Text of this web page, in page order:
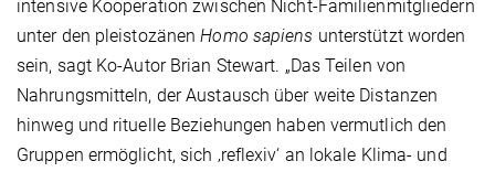
intensive Kooperation zwischen Nicht-Familienmitgliedern
unter den pleistozänenHomo sapiens unterstützt worden
sein, sagt Ko-Autor Brian Stewart. „Das Teilen von
Nahrungsmitteln, der Austausch über weite Distanzen
hinweg und rituelle Beziehungen haben vermutlich den
Gruppen ermöglicht, sich ‚reflexiv‘ an lokale Klima- und